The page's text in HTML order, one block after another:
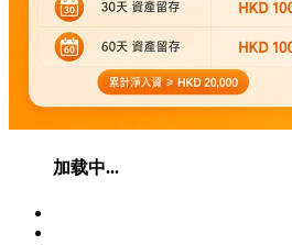
加载中...